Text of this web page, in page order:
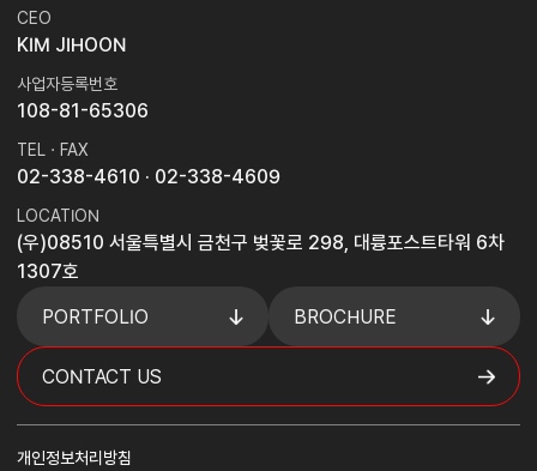
CEO
KIM JIHOON
사업자등록번호
108-81-65306
TEL · FAX
02-338-4610 · 02-338-4609
LOCATION
(우)08510 서울특별시 금천구 벚꽃로 298, 대륭포스트타워 6차
1307호
PORTFOLIO
BROCHURE
CONTACT US
개인정보처리방침